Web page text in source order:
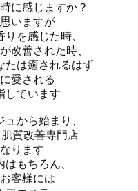
に感じますか？
いますが
を感じた時、
改善された時、
たは癒されるはず
愛される
しています
から始まり、
質改善専門店
ります
もちろん、
客様には